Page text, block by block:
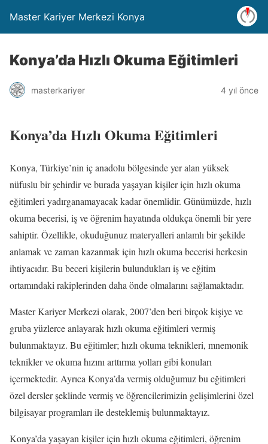
Master Kariyer Merkezi Konya
Konya’da Hızlı Okuma Eğitimleri
masterkariyer 4 yıl önce
Konya’da Hızlı Okuma Eğitimleri
Konya, Türkiye’nin iç anadolu bölgesinde yer alan yüksek
nüfuslu bir şehirdir ve burada yaşayan kişiler için hızlı okuma
eğitimleri yadırganamayacak kadar önemlidir. Günümüzde, hızlı
okuma becerisi, iş ve öğrenim hayatında oldukça önemli bir yere
sahiptir. Özellikle, okuduğunuz materyalleri anlamlı bir şekilde
anlamak ve zaman kazanmak için hızlı okuma becerisi herkesin
ihtiyacıdır. Bu beceri kişilerin bulundukları iş ve eğitim
ortamındaki rakiplerinden daha önde olmalarını sağlamaktadır.
Master Kariyer Merkezi olarak, 2007’den beri birçok kişiye ve
gruba yüzlerce anlayarak hızlı okuma eğitimleri vermiş
bulunmaktayız. Bu eğitimler; hızlı okuma teknikleri, mnemonik
teknikler ve okuma hızını arttırma yolları gibi konuları
içermektedir. Ayrıca Konya’da vermiş olduğumuz bu eğitimleri
özel dersler şeklinde vermiş ve öğrencilerimizin gelişimlerini özel
bilgisayar programları ile desteklemiş bulunmaktayız.
Konya’da yaşayan kişiler için hızlı okuma eğitimleri, öğrenim